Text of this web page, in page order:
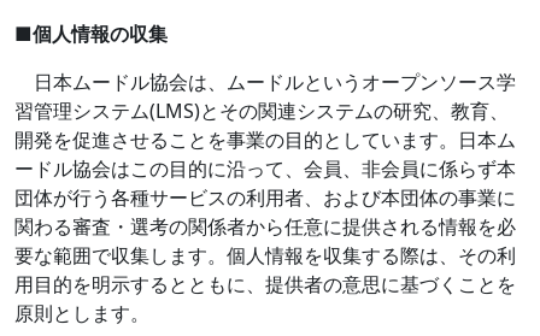
■個人情報の収集
日本ムードル協会は、ムードルというオープンソース学
習管理システム(LMS)とその関連システムの研究、教育、
開発を促進させることを事業の目的としています。日本ム
ードル協会はこの目的に沿って、会員、非会員に係らず本
団体が行う各種サービスの利用者、および本団体の事業に
関わる審査・選考の関係者から任意に提供される情報を必
要な範囲で収集します。個人情報を収集する際は、その利
用目的を明示するとともに、提供者の意思に基づくことを
原則とします。